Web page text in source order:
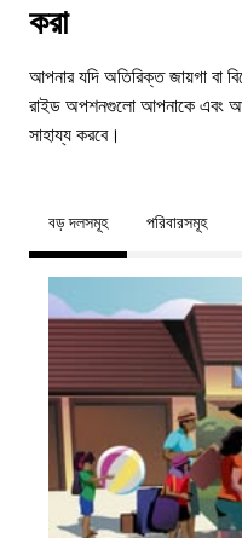
করা
আপনার যদি অতিরিক্ত জায়গা
রাইড অপশনগুলো আপনাকে এবং
সাহায্য করবে।
বড় দলসমূহ পরিবারসমূহ